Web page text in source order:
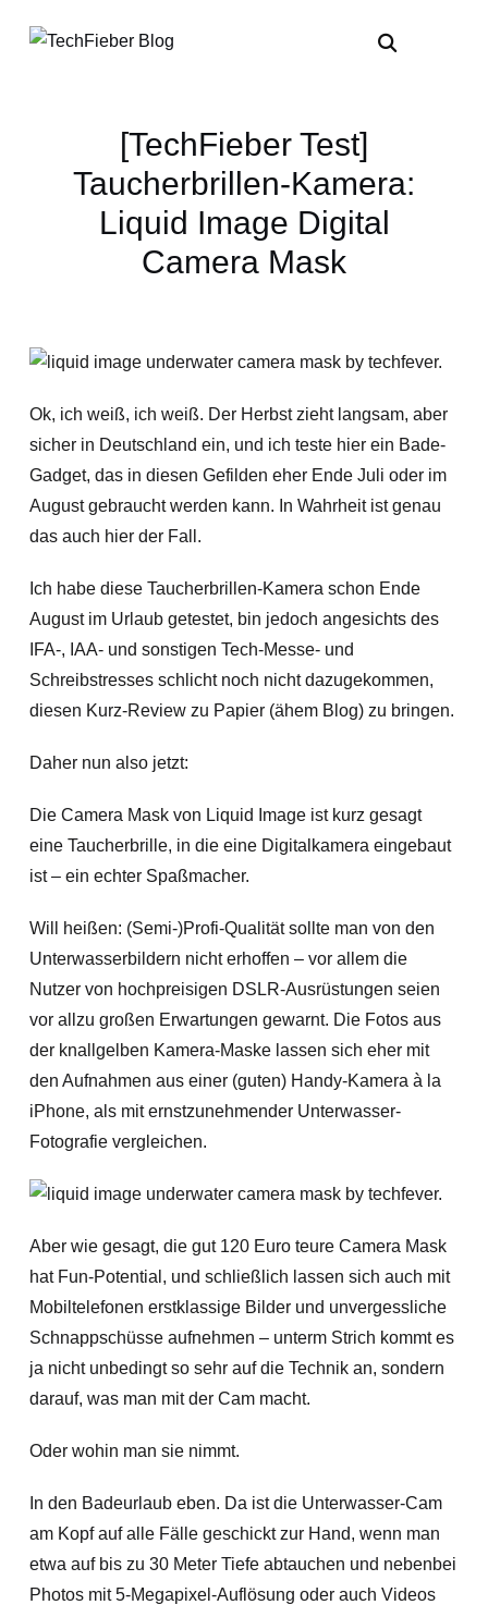
[TechFieber Test]
Taucherbrillen-Kamera:
Liquid Image Digital
Camera Mask
Ok, ich weiß, ich weiß. Der Herbst zieht langsam, aber
sicher in Deutschland ein, und ich teste hier ein Bade-
Gadget, das in diesen Gefilden eher Ende Juli oder im
August gebraucht werden kann. In Wahrheit ist genau
das auch hier der Fall.
Ich habe diese Taucherbrillen-Kamera schon Ende
August im Urlaub getestet, bin jedoch angesichts des
IFA-, IAA- und sonstigen Tech-Messe- und
Schreibstresses schlicht noch nicht dazugekommen,
diesen Kurz-Review zu Papier (ähem Blog) zu bringen.
Daher nun also jetzt:
Die Camera Mask von Liquid Image ist kurz gesagt
eine Taucherbrille, in die eine Digitalkamera eingebaut
ist – ein echter Spaßmacher.
Will heißen: (Semi-)Profi-Qualität sollte man von den
Unterwasserbildern nicht erhoffen – vor allem die
Nutzer von hochpreisigen DSLR-Ausrüstungen seien
vor allzu großen Erwartungen gewarnt. Die Fotos aus
der knallgelben Kamera-Maske lassen sich eher mit
den Aufnahmen aus einer (guten) Handy-Kamera à la
iPhone, als mit ernstzunehmender Unterwasser-
Fotografie vergleichen.
Aber wie gesagt, die gut 120 Euro teure Camera Mask
hat Fun-Potential, und schließlich lassen sich auch mit
Mobiltelefonen erstklassige Bilder und unvergessliche
Schnappschüsse aufnehmen – unterm Strich kommt es
ja nicht unbedingt so sehr auf die Technik an, sondern
darauf, was man mit der Cam macht.
Oder wohin man sie nimmt.
In den Badeurlaub eben. Da ist die Unterwasser-Cam
am Kopf auf alle Fälle geschickt zur Hand, wenn man
etwa auf bis zu 30 Meter Tiefe abtauchen und nebenbei
Photos mit 5-Megapixel-Auflösung oder auch Videos